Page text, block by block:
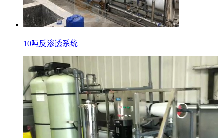
10吨反渗透系统